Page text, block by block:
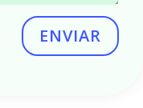
ENVIAR